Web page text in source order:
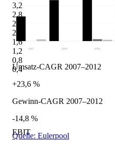
3,2
2,8
2,4
2
1,6
1,2
0,8
0,4
EBIT
2007 2008 2009
Umsatz-CAGR 2007–2012
+23,6 %
Gewinn-CAGR 2007–2012
-14,8 %
Quelle: Eulerpool